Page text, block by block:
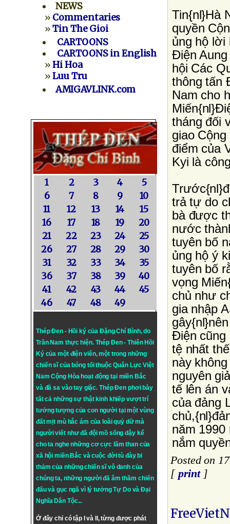
NEWS
» Commentaries
»Tin The Gioi
CARTOONS
CARTOONS in English
»Hi Hoa
»Luu Tru
AMIGAVLINK.com
1 2 3 4
5
6
7 8 9
10
11
12 13 14
15
16
17 18 19
20
21
22 23 24
25
26
27 28 29
30
31
32 33 34
35
36
37 38 39
40
41
42 43 44
45
46
47 48 49
Thép Đen - Hồi ký của Đặng Chí Bình, do
Trần Nam thực hiện. Thép Đen- Thiên Hồi
Ký của một điện viên, một trong những
chiến sĩ của bóng tối thuộc Quân Lực Việt
Nam Cộng Hòa hoạt động tại miền Bắc
và đã sa vào tay giặc. Thép Đen phơi bày
tất cả những sự thật kinh khiếp vượt trí
tưởng tượng của con người tại một vùng
đất mịt mù hắc ám của loài quỷ dữ mà
người viết như đã đội mồ sống dậy kể
cho ta nghe những cơ cực lầm than của
xã hội miền Bắc và cuộc đời tù đày bi
thảm của những chiến sĩ vô danh của
chúng ta, những người đã âm thầm chiến
đấu và gục ngã vì lý tưởngTự DovàĐại
Nghĩa Dân Tộc...
Ở đây chỉ có tập I và II, từng được phát
Tin{nl}Hà
quyền
ủng hộ lời
Ðiện
hội Các
thông tấn
Nam cho
tháng đối
giao
điểm của
Kyi là
trả tự do
bà được
nước
tuyên bố
ủng hộ ý
tuyên bố
vọng
chủ như
gia nhập
Ðiện cũng
tệ nhất
này
nguyên
tế lên án
của đảng
năm 1990
nắm
Posted on
[ print]